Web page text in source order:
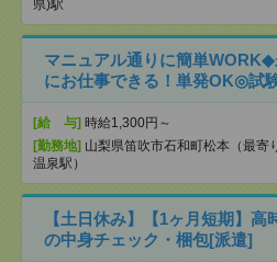
県)駅
マニュアル通りに簡単
にお仕事できる！単発OK◎試
[給 与] 時給1,300円～
[勤務地] 山梨県笛吹市石和町松本（最寄
温泉駅）
【土日休み】【1ヶ月短期】高
の中身チェック・梱包[派遣]